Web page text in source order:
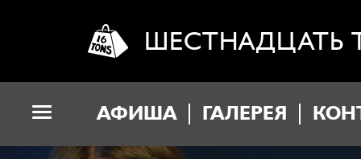
ШЕСТНАДЦАТЬ
АФИША ГАЛЕРЕЯ